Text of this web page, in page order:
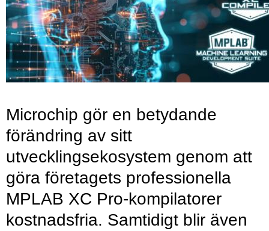
Microchip gör en betydande
förändring av sitt
utvecklingsekosystem genom att
göra företagets professionella
MPLAB XC Pro-kompilatorer
kostnadsfria. Samtidigt blir även